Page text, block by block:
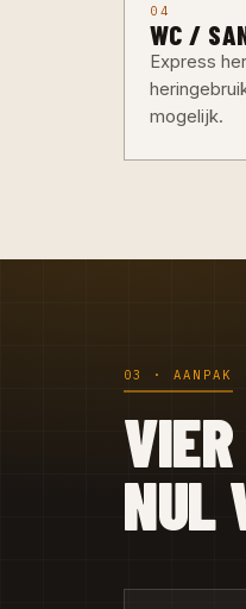
04
WC /
Express
mogelijk.
03 · AANPAK
NUL